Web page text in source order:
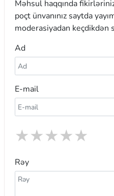
Məhsul haqqında
poçt ünvanınız saytda
moderasiyadan keçdikdən
Ad
E-mail
★
★
★
★
★
Rəy